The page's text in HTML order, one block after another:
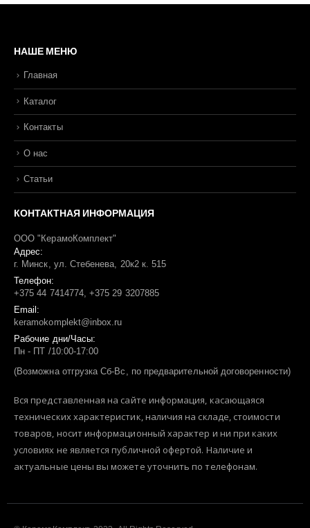
НАШЕ МЕНЮ
Главная
Каталог
Контакты
О нас
Статьи
КОНТАКТНАЯ ИНФОРМАЦИЯ
ООО "КерамоКомплект"
Адрес:
г. Минск, ул. Стебенева, 20к2 к. 515
Телефон:
+375 44 7414774, +375 29 3207885
Email:
keramokomplekt@inbox.ru
Рабочие дни/Часы:
Пн - ПТ /10:00-17:00
(Возможна отгрузка Сб-Вс, по предварительной договоренности)
Вся представленная на сайте информация, касающаяся
технических характеристик, наличия на складе, стоимости
товаров, носит информационный характер и ни при каких
условиях не является публичной офертой. Наличие и
актуальные цены вы можете уточнить по телефонам.